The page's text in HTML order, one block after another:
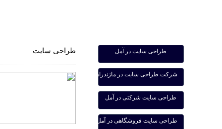
طراحی سایت در آمل
شرکت طراحی سایت در مازندران
طراحی سایت شرکتی در آمل
طراحی سایت فروشگاهی در آمل
طراحی سایت